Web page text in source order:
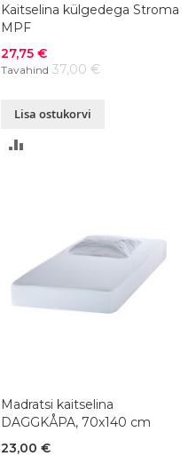
Kaitselina külgedega Stroma
MPF
Soodushind
27,75 €
Tavahind 37,00 €
Lisa ostukorvi
Madratsi kaitselina
DAGGKÅPA, 70x140 cm
23,00 €